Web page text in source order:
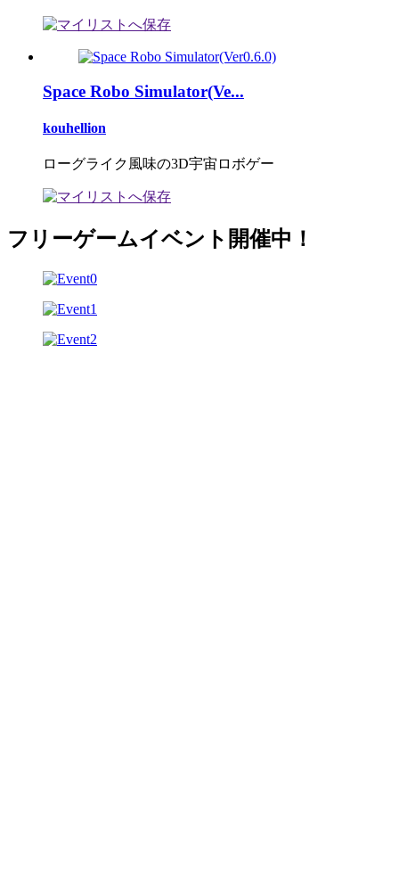
Space Robo Simulator(Ve...
kouhellion
ローグライク風味の3D宇宙ロボゲー
フリーゲームイベント開催中！